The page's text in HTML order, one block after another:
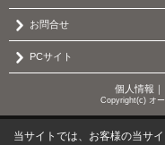
お問合せ
PCサイト
個人情報 ｜
Copyright(c) オ
当サイトでは、お客様の当サ